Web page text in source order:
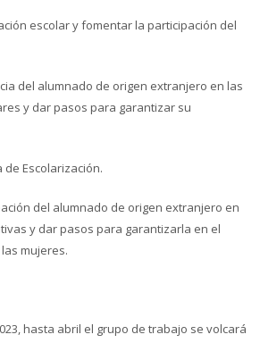
escolar y fomentar la participación del
del alumnado de origen extranjero en las
y dar pasos para garantizar su
Escolarización.
del alumnado de origen extranjero en
y dar pasos para garantizarla en el
mujeres.
hasta abril el grupo de trabajo se volcará